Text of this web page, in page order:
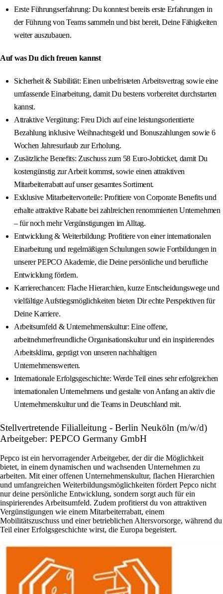
Erste Führungserfahrung: Du konntest bereits erste Erfahrungen in
der Führung von Teams sammeln und bist bereit, Deine Fähigkeiten
weiter auszubauen.
Auf was Du dich freuen kannst
Sicherheit & Stabilität: Einen unbefristeten Arbeitsvertrag sowie eine
umfassende Einarbeitung, damit Du bestens vorbereitet durchstarten
kannst.
Attraktive Vergütung: Freu Dich auf eine leistungsorientierte
Bezahlung inklusive Weihnachtsgeld und Bonuszahlungen sowie 6
Wochen Jahresurlaub zur Erholung.
Zusätzliche Benefits: Zuschuss zum 58 Euro-Jobticket, damit Du
kostengünstig zur Arbeit kommst, sowie einen attraktiven
Mitarbeiterrabatt auf unser gesamtes Sortiment.
Exklusive Mitarbeitervorteile: Profitiere von Corporate Benefits und
erhalte attraktive Rabatte bei zahlreichen renommierten Unternehmen
– für noch mehr Vergünstigungen im Alltag.
Entwicklung & Weiterbildung: Profitiere von einer internationalen
Einarbeitung und regelmäßigen Schulungen sowie Fortbildungen in
unserer PEPCO Akademie, die Deine persönliche und berufliche
Entwicklung fördern.
Karrierechancen: Flache Hierarchien, kurze Entscheidungswege und
vielfältige Aufstiegsmöglichkeiten bieten Dir echte Perspektiven für
Deine Karriere.
Arbeitsumfeld & Unternehmenskultur: Eine offene,
arbeitnehmerfreundliche Organisationskultur und ein inspirierendes
Arbeitsklima, geprägt von unseren nachhaltigen
Unternehmenswerten.
Internationale Erfolgsgeschichte: Werde Teil eines sehr erfolgreichen
internationalen Unternehmens und gestalte von Anfang an aktiv die
Unternehmenskultur und die Teams in Deutschland mit.
Stellvertretende Filialleitung - Berlin Neuköln (m/w/d)
Arbeitgeber: PEPCO Germany GmbH
Pepco ist ein hervorragender Arbeitgeber, der dir die Möglichkeit
bietet, in einem dynamischen und wachsenden Unternehmen zu
arbeiten. Mit einer offenen Unternehmenskultur, flachen Hierarchien
und umfangreichen Weiterbildungsmöglichkeiten fördert Pepco nicht
nur deine persönliche Entwicklung, sondern sorgt auch für ein
inspirierendes Arbeitsumfeld. Zudem profitierst du von attraktiven
Vergünstigungen wie einem Mitarbeiterrabatt, einem
Mobilitätszuschuss und einer betrieblichen Altersvorsorge, während du
Teil einer Erfolgsgeschichte wirst, die Europa begeistert.